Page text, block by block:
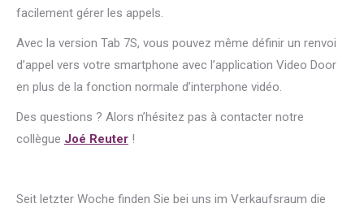
facilement gérer les appels.
Avec la version Tab 7S, vous pouvez même définir un renvoi
d’appel vers votre smartphone avec l’application Video Door
en plus de la fonction normale d’interphone vidéo.
Des questions ? Alors n’hésitez pas à contacter notre
collègue Joé Reuter !
Seit letzter Woche finden Sie bei uns im Verkaufsraum die